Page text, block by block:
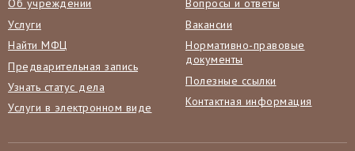
Об учреждении
Услуги
Найти МФЦ
Предварительная запись
Узнать статус дела
Услуги в электронном виде
Вопросы и ответы
Вакансии
Нормативно-правовые
документы
Полезные ссылки
Контактная информация